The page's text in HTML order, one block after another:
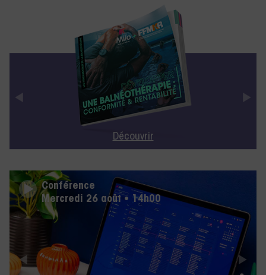
Découvrir
Conférence
Mardi 08 septembre • 12h30